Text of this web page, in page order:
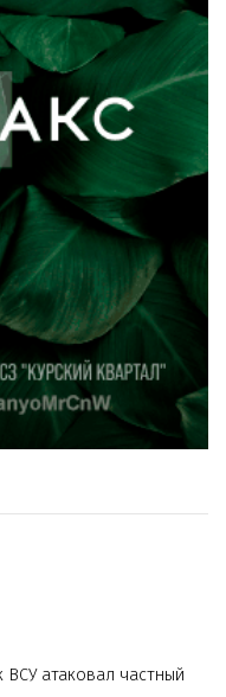
ВСУ атаковал частный